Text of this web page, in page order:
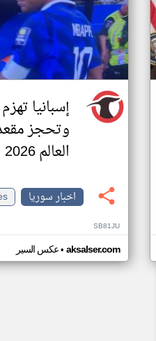
إسبانيا
وتحجز
العالم 2026
اخبار سوريا
SB81JU
عكس السير• aksalser.com